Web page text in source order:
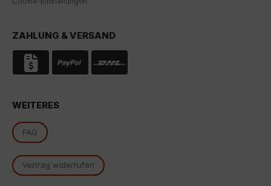
ZAHLUNG & VERSAND
WEITERES
FAQ
Vertrag widerrufen
S. 1 lit. a DSGVO ein, dass Ihre Daten in den USA durch
Google verarbeitet werden. Die USA werden vom
Europäischen Gerichtshof als ein Land mit einem
nach EU-Standards unzureichenden
Es besteht insbesondere das Risiko, dass Ihre Daten
von US-Behörden zu Kontroll- und
Überwachungszwecken, möglicherweise ohne
Rechtsmittel, verarbeitet werden. Wenn Sie auf "Nur
essenzielle Cookies akzeptieren" klicken, findet die
oben beschriebene Übertragung nicht statt.